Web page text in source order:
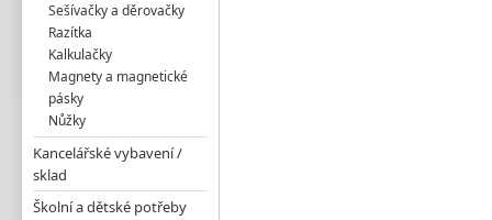
Sešívačky a děrovačky
Razítka
Kalkulačky
Magnety a magnetické
pásky
Nůžky
Kancelářské vybavení /
sklad
Školní a dětské potřeby